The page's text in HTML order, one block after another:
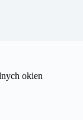
okien